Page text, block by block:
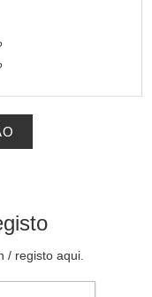
/ registo aqui.